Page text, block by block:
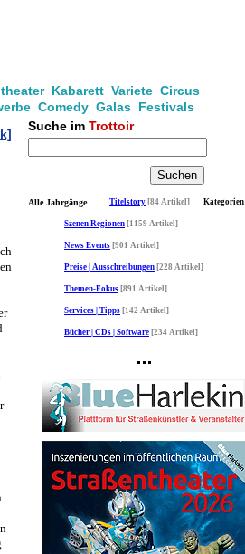
Kabarett Variete Circus
Comedy Galas Festivals
Suche im Trottoir
Kategorien
Alle Jahrgänge Titelstory [84 Artikel]
Szenen Regionen [1159 Artikel]
News Events [901 Artikel]
Preise | Ausschreibungen [228 Artikel]
Themen-Fokus [891 Artikel]
Services | Tipps [142 Artikel]
Bücher | CDs | Software [234 Artikel]